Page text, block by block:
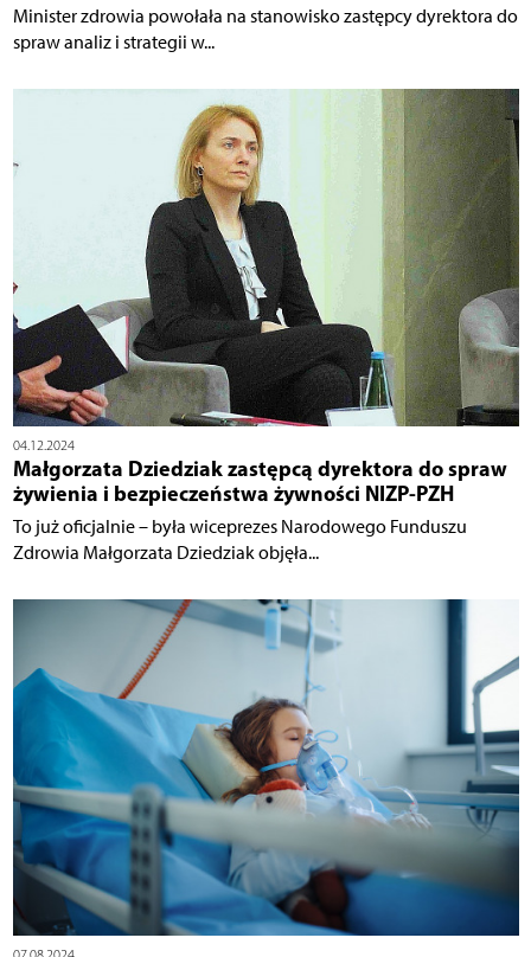
Minister zdrowia powołała na stanowisko zastępcy dyrektora do
spraw analiz i strategii w...
04.12.2024
Małgorzata Dziedziak zastępcą dyrektora do spraw
żywienia i bezpieczeństwa żywności NIZP-PZH
To już oficjalnie – była wiceprezes Narodowego Funduszu
Zdrowia Małgorzata Dziedziak objęła...